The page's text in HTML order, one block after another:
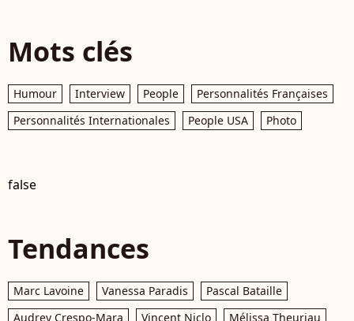
Mots clés
Humour Interview People
Personnalités Françaises
Personnalités Internationales
People USA Photo
false
Tendances
Marc Lavoine Vanessa Paradis
Pascal Bataille
Audrey Crespo-Mara
Vincent Niclo
Mélissa Theuriau